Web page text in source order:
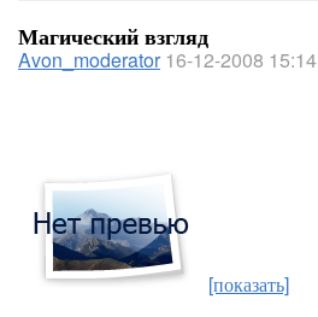
Магический взгляд
Avon_moderator 16-12-2008 15:14
[показать]